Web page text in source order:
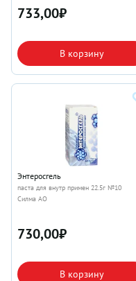
733,00₽
В корзину
Энтеросгель
паста для внутр примен 22.5г №10
Силма АО
730,00₽
В корзину